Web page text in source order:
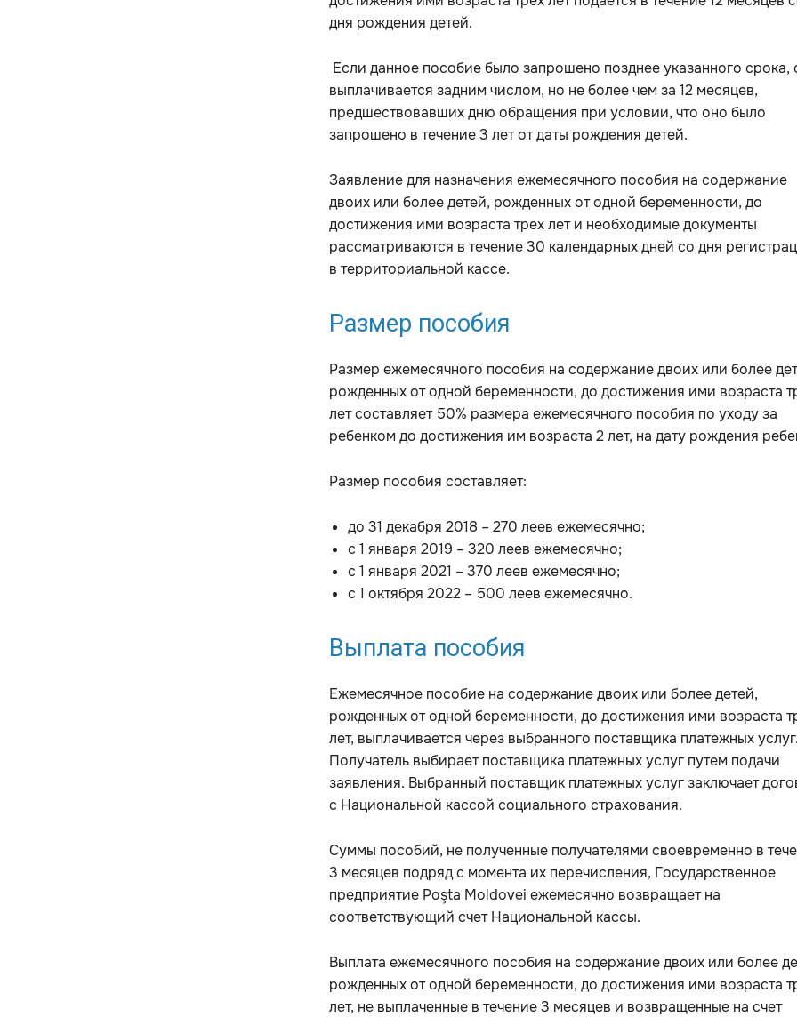
дня рождения детей.
Если данное пособие было запрошено позднее указанного срока,
выплачивается задним числом, но не более чем за 12 месяцев,
предшествовавших дню обращения при условии, что оно было
запрошено в течение 3 лет от даты рождения детей.
Заявление для назначения ежемесячного пособия на содержание
двоих или более детей, рожденных от одной беременности, до
достижения ими возраста трех лет и необходимые документы
рассматриваются в течение 30 календарных дней со дня
в территориальной кассе.
Размер пособия
Размер ежемесячного пособия на содержание двоих или более
рожденных от одной беременности, до достижения ими возраста
лет составляет 50% размера ежемесячного пособия по уходу за
ребенком до достижения им возраста 2 лет, на дату рождения
Размер пособия составляет:
до 31 декабря 2018 – 270 леев ежемесячно;
с 1 января 2019 – 320 леев ежемесячно;
с 1 января 2021 – 370 леев ежемесячно;
с 1 октября 2022 – 500 леев ежемесячно.
Выплата пособия
Ежемесячное пособие на содержание двоих или более детей,
рожденных от одной беременности, до достижения ими возраста
лет, выплачивается через выбранного поставщика платежных услуг.
Получатель выбирает поставщика платежных услуг путем подачи
заявления. Выбранный поставщик платежных услуг заключает
с Национальной кассой социального страхования.
Суммы пособий, не полученные получателями своевременно в
3 месяцев подряд с момента их перечисления, Государственное
предприятие Poşta Moldovei ежемесячно возвращает на
соответствующий счет Национальной кассы.
Выплата ежемесячного пособия на содержание двоих или более
рожденных от одной беременности, до достижения ими возраста
лет, не выплаченные в течение 3 месяцев и возвращенные на счет